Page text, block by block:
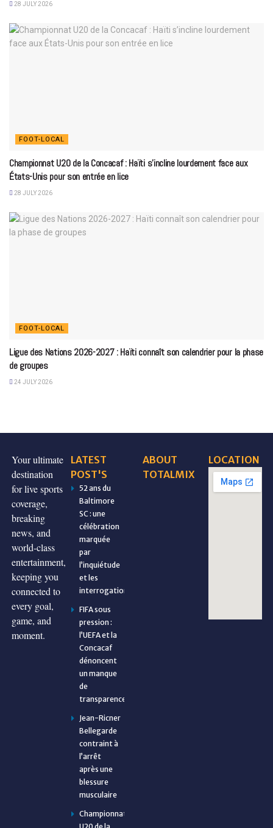
28 JULY 2026
FOOT-LOCAL
Championnat U20 de la Concacaf : Haïti s’incline lourdement face aux
États-Unis pour son entrée en lice
28 JULY 2026
FOOT-LOCAL
Ligue des Nations 2026-2027 : Haïti connaît son calendrier pour la phase
de groupes
24 JULY 2026
Your ultimate
destination
for live sports
coverage,
breaking
news, and
world-class
entertainment,
keeping you
connected to
every goal,
game, and
moment.
LATEST
POST'S
52 ans du
Baltimore
SC : une
célébration
marquée
par
l’inquiétude
et les
interrogations
FIFA sous
pression :
l’UEFA et la
Concacaf
dénoncent
un manque
de
transparence
Jean-Ricner
Bellegarde
contraint à
l’arrêt
après une
blessure
musculaire
Championnat
ABOUT
TOTALMIX
LOCATION